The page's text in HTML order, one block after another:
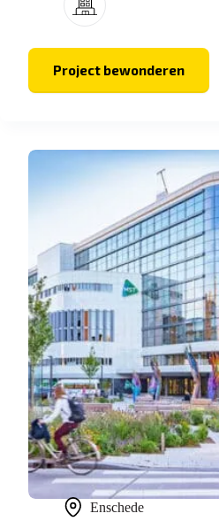
Project bewonderen
Universitair
Centrum
Enschede